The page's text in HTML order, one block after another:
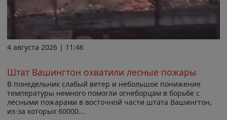
4 августа 2026 | 11:46
Штат Вашингтон охватили лесные пожары
В понедельник слабый ветер и небольшое понижение
температуры немного помогли огнеборцам в борьбе с
лесными пожарами в восточной части штата Вашингтон,
из-за которых 60000...